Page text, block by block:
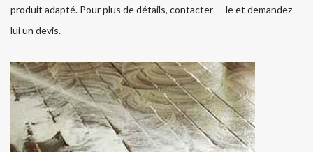
produit adapté. Pour plus de détails, contacter — le et demandez —
lui un devis.